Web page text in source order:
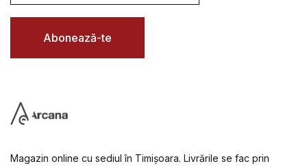
i
l
Abonează-te
Magazin online cu sediul în Timișoara. Livrările se fac prin